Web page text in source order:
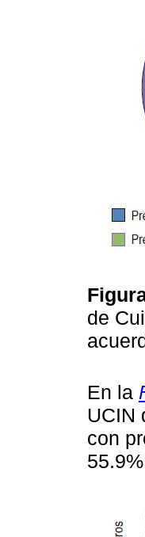
de
En la
UCIN
con